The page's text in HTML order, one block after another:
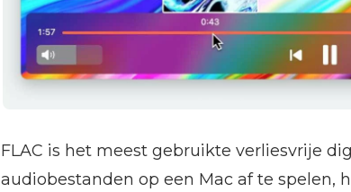
FLAC is het meest gebruikte verliesvrije
audiobestanden op een Mac af te spelen,